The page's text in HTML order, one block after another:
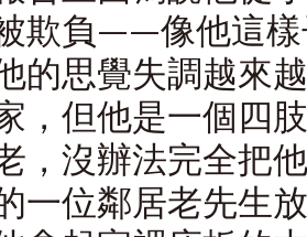
欺負——像他這樣
的思覺失調越來
，但他是一個四
，沒辦法完全把
一位鄰居老先生